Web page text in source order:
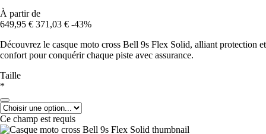
À partir de
649,95 € 371,03 € -43%
Découvrez le casque moto cross Bell 9s Flex Solid, alliant protection et
confort pour conquérir chaque piste avec assurance.
Taille
*
Ce champ est requis